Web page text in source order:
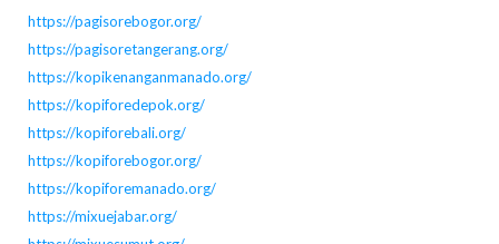
https://pagisorebogor.org/
https://pagisoretangerang.org/
https://kopikenanganmanado.org/
https://kopiforedepok.org/
https://kopiforebali.org/
https://kopiforebogor.org/
https://kopiforemanado.org/
https://mixuejabar.org/